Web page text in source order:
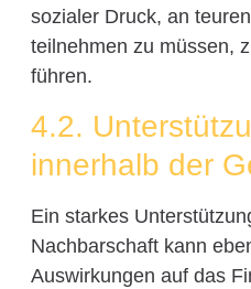
sozialer Druck, an
teilnehmen zu müssen,
führen.
4.2.
innerhalb der
Ein starkes
Nachbarschaft kann
Auswirkungen auf das